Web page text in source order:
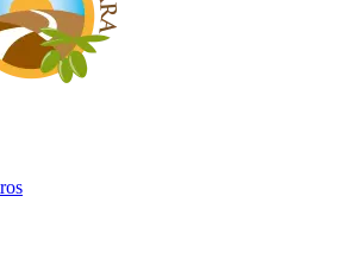
de privacidad